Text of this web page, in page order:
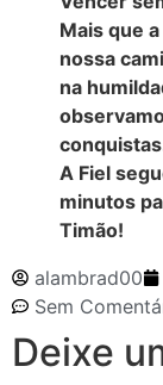
Mais que
nossa
na
A Fiel
minutos
Timão!
alambrad00
Sem
Deixe